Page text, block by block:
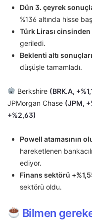
Dün 3. çeyrek
%136 altında hisse
Türk Lirası cinsinden
geriledi.
Beklenti altı
düşüşle tamamladı.
Berkshire (BRK.A,
JPMorgan Chase (JPM,
+%2,63)
Powell atamasının
hareketlenen
ediyor.
Finans sektörü
sektörü oldu.
Bilmen